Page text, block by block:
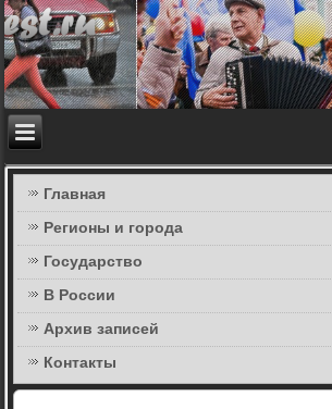
Главная
Регионы и города
Государство
В России
Архив записей
Контакты